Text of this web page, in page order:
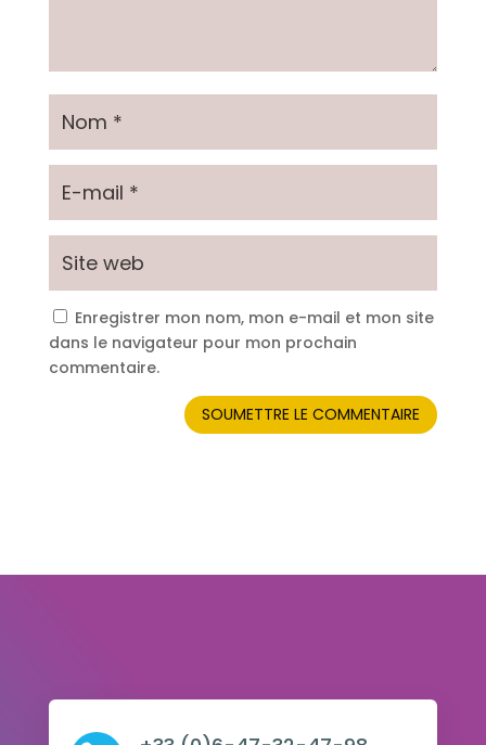
Enregistrer mon nom, mon e-mail et mon site
dans le navigateur pour mon prochain
commentaire.
SOUMETTRE LE COMMENTAIRE